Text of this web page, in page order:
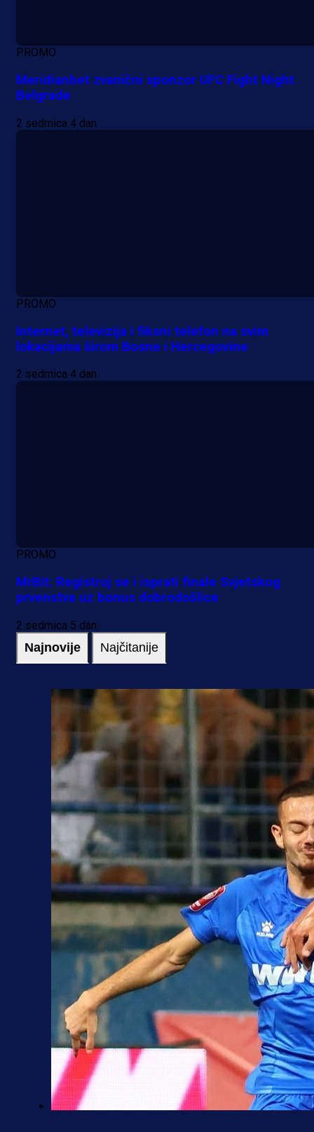
PROMO
Meridianbet zvanični sponzor UFC Fight Night
Belgrade
2 sedmica 4 dan
PROMO
Internet, televizija i fiksni telefon na svim
lokacijama širom Bosne i Hercegovine
2 sedmica 4 dan
PROMO
MrBit: Registruj se i isprati finale Svjetskog
prvenstva uz bonus dobrodošlice
2 sedmica 5 dan
Najnovije Najčitanije